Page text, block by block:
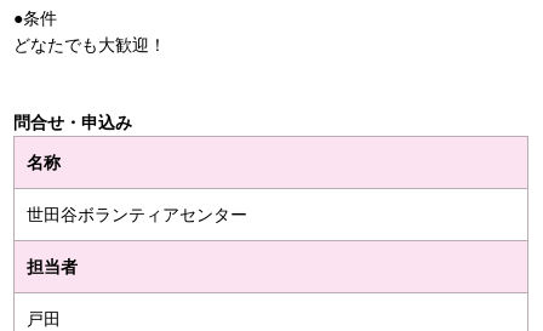
●条件
どなたでも大歓迎！
問合せ・申込み
名称
世田谷ボランティアセンター
担当者
戸田